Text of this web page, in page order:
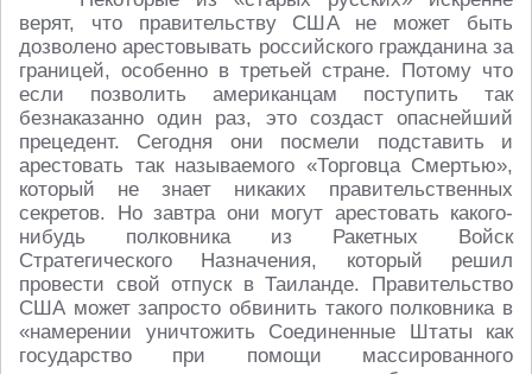
верят, что правительству США не может быть
дозволено арестовывать российского гражданина за
границей, особенно в третьей стране. Потому что
если позволить американцам поступить так
безнаказанно один раз, это создаст опаснейший
прецедент. Сегодня они посмели подставить и
арестовать так называемого «Торговца Смертью»,
который не знает никаких правительственных
секретов. Но завтра они могут арестовать какого-
нибудь полковника из Ракетных Войск
Стратегического Назначения, который решил
провести свой отпуск в Таиланде. Правительство
США может запросто обвинить такого полковника в
«намерении уничтожить Соединенные Штаты как
государство при помощи массированного